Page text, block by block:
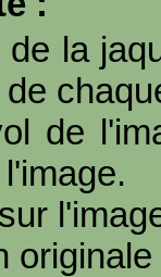
de la
de